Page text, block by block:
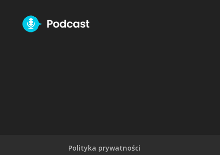
Polityka prywatności